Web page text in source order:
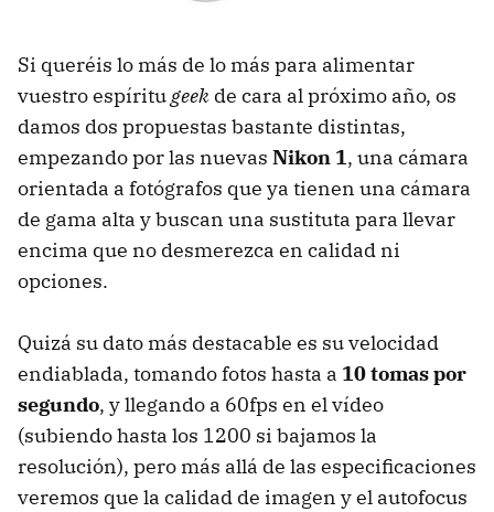
Si queréis lo más de lo más para alimentar
vuestro espíritugeek de cara al próximo año, os
damos dos propuestas bastante distintas,
empezando por las nuevas Nikon 1, una cámara
orientada a fotógrafos que ya tienen una cámara
de gama alta y buscan una sustituta para llevar
encima que no desmerezca en calidad ni
opciones.
Quizá su dato más destacable es su velocidad
endiablada, tomando fotos hasta a 10 tomas por
segundo, y llegando a 60fps en el vídeo
(subiendo hasta los 1200 si bajamos la
resolución), pero más allá de las especificaciones
veremos que la calidad de imagen y el autofocus